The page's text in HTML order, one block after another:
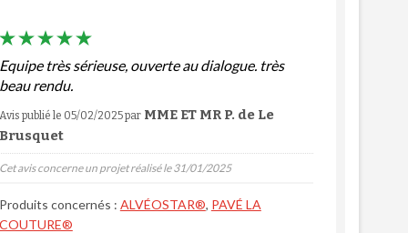
Equipe très sérieuse, ouverte au dialogue. très
beau rendu.
Avis publié le 05/02/2025par MME ET MR P. de Le
Brusquet
Cet avis concerne un projet réalisé le 31/01/2025
Produits concernés : ALVÉOSTAR®, PAVÉ LA
COUTURE®